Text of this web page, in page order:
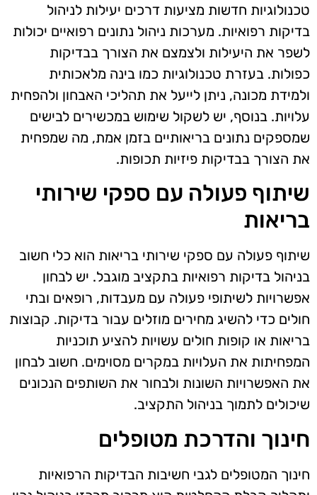
טכנולוגיות חדשות מציעות דרכים יעילות לניהול
בדיקות רפואיות. מערכות ניהול נתונים רפואיים יכולות
לשפר את היעילות ולצמצם את הצורך בבדיקות
כפולות. בעזרת טכנולוגיות כמו בינה מלאכותית
ולמידת מכונה, ניתן לייעל את תהליכי האבחון ולהפחית
עלויות. בנוסף, יש לשקול שימוש במכשירים לבישים
שמספקים נתונים בריאותיים בזמן אמת, מה שמפחית
את הצורך בבדיקות פיזיות תכופות.
שיתוף פעולה עם ספקי שירותי
בריאות
שיתוף פעולה עם ספקי שירותי בריאות הוא כלי חשוב
בניהול בדיקות רפואיות בתקציב מוגבל. יש לבחון
אפשרויות לשיתופי פעולה עם מעבדות, רופאים ובתי
חולים כדי להשיג מחירים מוזלים עבור בדיקות. קבוצות
בריאות או קופות חולים עשויות להציע תוכניות
המפחיתות את העלויות במקרים מסוימים. חשוב לבחון
את האפשרויות השונות ולבחור את השותפים הנכונים
שיכולים לתמוך בניהול התקציב.
חינוך והדרכת מטופלים
חינוך המטופלים לגבי חשיבות הבדיקות הרפואיות